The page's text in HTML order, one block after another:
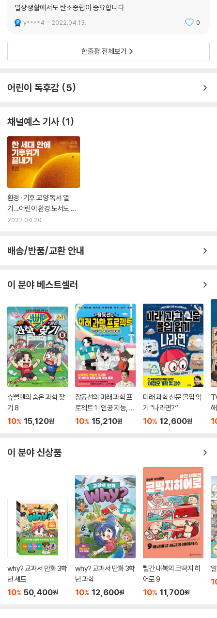
일상생활에서도 탄소중립이 중요합니다.
y****4 2022.04.13. 0
한줄평 전체보기
어린이 독후감 5
채널예스 기사 1
환경 · 기후 교양 독서 열
기…어린이 환경 도서도 꾸
준한 성장세
2022.04.20.
배송/반품/교환 안내
이 분야 베스트셀러
슈뻘맨의 숨은 과학 찾
기 8
10% 15,120원
장동선의 미래 과학 프
로젝트 1 : 인공 지능, 새
로운 세상을 열다
10% 15,210원
미래 과학 신문 몰입 읽
기 “나라면?”
10% 12,600원
이 분야 신상품
why? 교과서 만화 3학
년 세트
10% 50,400원
why? 교과서 만화 3학
년 과학
10% 12,600원
빨간 내복의 코딱지 히
어로 9
10% 11,700원